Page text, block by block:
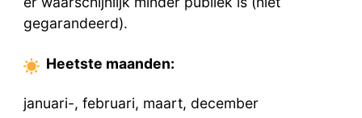
gegarandeerd).
Heetste maanden:
januari-, februari, maart, december